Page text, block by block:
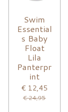
Swim
Essential
s Baby
Float
Lila
Panterpr
int
€ 12,45
€ 24,95